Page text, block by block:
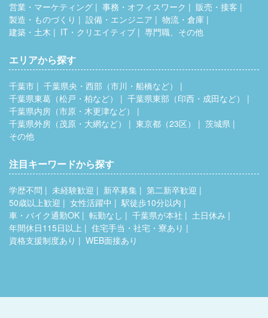
営業・マーケティング 事務・オフィスワーク
販売・接客
製造・ものづくり
設備・エンジニア
物流・倉庫
建築・土木
IT・クリエイティブ 専門職、その他
エリアから探す
千葉市
千葉県央・西部（市川・船橋など）
千葉県東葛（松戸・柏など）
千葉県東部（印西・成田など）
千葉県内房（市原・木更津など）
千葉県外房（茂原・大網など）
東京都（23区）
茨城県
その他
注目キーワードから探す
学歴不問 未経験歓迎 新卒募集
第二新卒歓迎
50歳以上歓迎
女性活躍中
駅徒歩10分以内
車・バイク通勤OK
転勤なし 千葉県が本社
土日休み
年間休日115日以上
住宅手当・社宅・寮あり
資格支援制度あり
WEB面接あり